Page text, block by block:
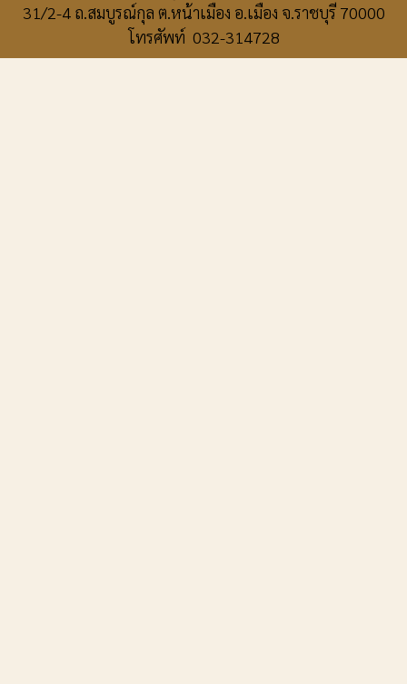
31/2-4 ถ.สมบูรณ์กุล ต.หน้าเมือง อ.เมือง จ.ราชบุรี 70000
โทรศัพท์ 032-314728